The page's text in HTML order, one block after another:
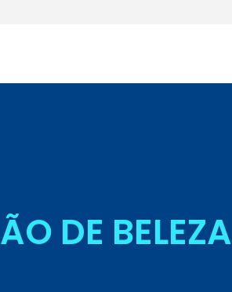
DE BELEZA